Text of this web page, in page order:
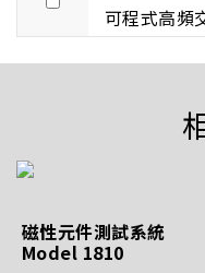
可程式高頻
磁性元件測試系統
Model 1810